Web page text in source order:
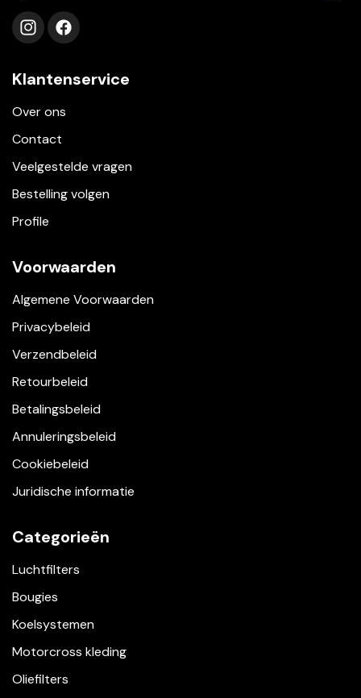
Volg ons op instagram
Volg ons op facebook
Klantenservice
Over ons
Contact
Veelgestelde vragen
Bestelling volgen
Profile
Voorwaarden
Algemene Voorwaarden
Privacybeleid
Verzendbeleid
Retourbeleid
Betalingsbeleid
Annuleringsbeleid
Cookiebeleid
Juridische informatie
Categorieën
Luchtfilters
Bougies
Koelsystemen
Motorcross kleding
Oliefilters